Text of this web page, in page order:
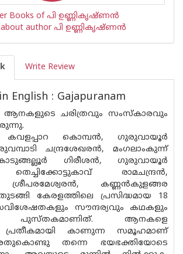
Books of പി ഉണ്ണികൃഷ്ണൻ
about author പി ഉണ്ണികൃഷ്ണൻ
Write Review
English : Gajapuranam
ചരിത്രവും സംസ്‌കാരവും
കവളപ്പാറ കൊമ്പൻ, ഗുരുവായൂർ
ചന്ദ്രശേഖരൻ, മംഗലാംകുന്ന്
ഗിരീശൻ, ഗുരുവായൂർ
രാമചന്ദ്രൻ,
ശ്രീപരമേശ്വരൻ, കണ്ണൻകുളങ്ങര
കേരളത്തിലെ പ്രസിദ്ധമായ 18
സൗന്ദര്യവും കഥകളും
പുസ്തകമാണിത്. ആനകളെ
പ്രതീകമായി കാണുന്ന സമൂഹമാണ്
തന്നെ ഭയഭക്തിയോടെ